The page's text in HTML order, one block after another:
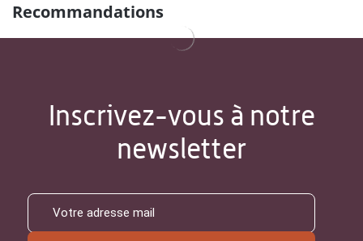
Recommandations
Inscrivez-vous à notre
newsletter